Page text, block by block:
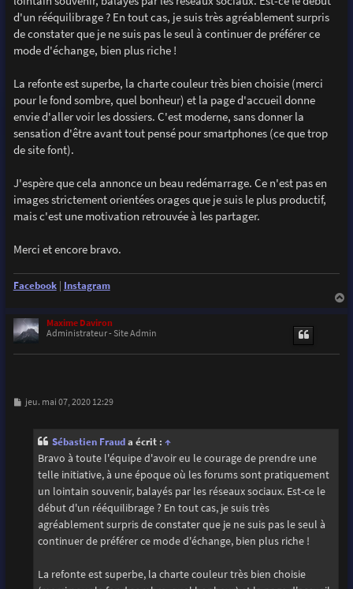
e
d'un rééquilibrage ? En tout cas, je suis très agréablement surpris
de constater que je ne suis pas le seul à continuer de préférer ce
mode d'échange, bien plus riche !
La refonte est superbe, la charte couleur très bien choisie (merci
pour le fond sombre, quel bonheur) et la page d'accueil donne
envie d'aller voir les dossiers. C'est moderne, sans donner la
sensation d'être avant tout pensé pour smartphones (ce que trop
de site font).
J'espère que cela annonce un beau redémarrage. Ce n'est pas en
images strictement orientées orages que je suis le plus productif,
mais c'est une motivation retrouvée à les partager.
Merci et encore bravo.
Facebook| Instagram
Maxime Daviron
Administrateur - Site Admin
M
jeu. mai 07, 2020 12:29
Sébastien Frauda écrit : ↑
Bravo à toute l'équipe d'avoir eu le courage de prendre une
telle initiative, à une époque où les forums sont pratiquement
un lointain souvenir, balayés par les réseaux sociaux. Est-ce le
début d'un rééquilibrage ? En tout cas, je suis très
agréablement surpris de constater que je ne suis pas le seul à
continuer de préférer ce mode d'échange, bien plus riche !
La refonte est superbe, la charte couleur très bien choisie